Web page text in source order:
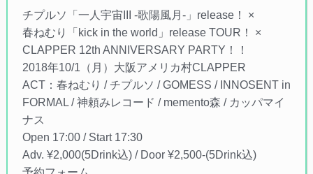
チプルソ「一人宇宙III -歌陽風月-」release！ ×
春ねむり「kick in the world」release TOUR！ ×
CLAPPER 12th ANNIVERSARY PARTY！！
2018年10/1（月）大阪アメリカ村CLAPPER
ACT：春ねむり / チプルソ / GOMESS / INNOSENT in
FORMAL / 神頼みレコード / memento森 / カッパマイ
ナス
Open 17:00 / Start 17:30
Adv. ¥2,000(5Drink込) / Door ¥2,500-(5Drink込)